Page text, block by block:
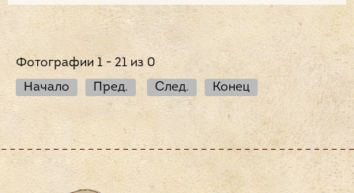
Фотографии 1 - 21 из 0
Начало
Пред. След. Конец